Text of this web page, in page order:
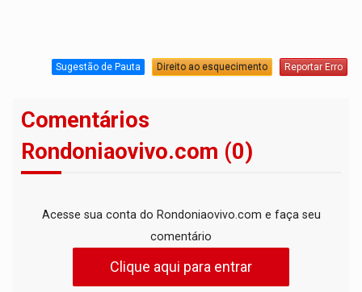
Sugestão de Pauta Direito ao esquecimento Reportar Erro
Comentários
Rondoniaovivo.com (0)
Acesse sua conta do Rondoniaovivo.com e faça seu
comentário
Clique aqui para entrar